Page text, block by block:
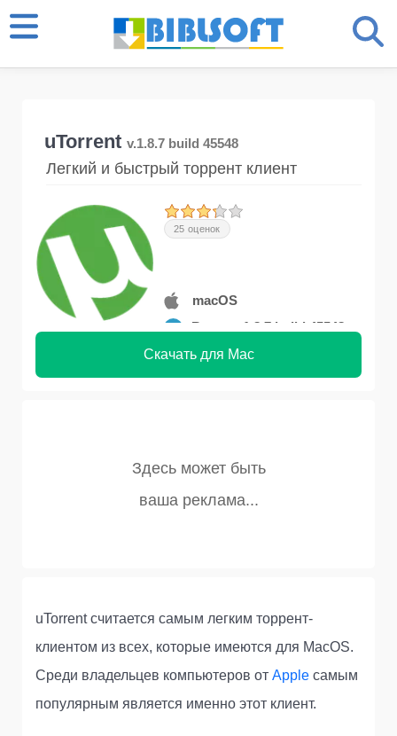
uTorrent v.1.8.7 build 45548
Легкий и быстрый торрент клиент
25 оценок
macOS
Версия 1.8.7 build 45548
Скачать для Mac
uTorrent считается самым легким торрент-
клиентом из всех, которые имеются для MacOS.
Среди владельцев компьютеров от Apple самым
популярным является именно этот клиент.